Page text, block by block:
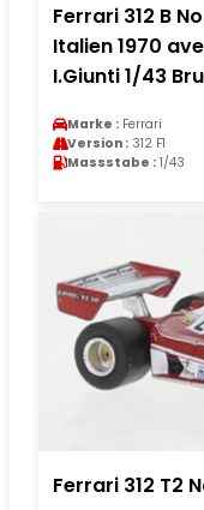
Ferrari 312 B
Italien 1970
I.Giunti 1/43
Marke : Ferrari
Version : 312 F1
Massstabe : 1/43
Ferrari 312 T2